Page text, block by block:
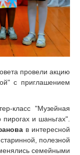
провели акцию
с приглашением
класс "Музейная
и шаньгах".
в интересной
полезной
семейными